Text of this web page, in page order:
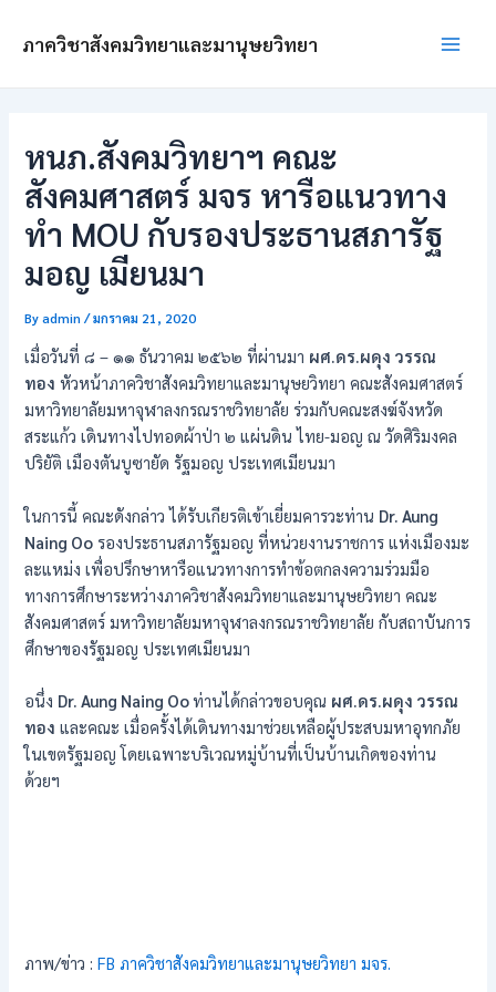
ภาควิชาสังคมวิทยาและมานุษยวิทยา
หนภ.สังคมวิทยาฯ คณะ
สังคมศาสตร์ มจร หารือแนวทาง
ทำ MOU กับรองประธานสภารัฐ
มอญ เมียนมา
Byadmin/มกราคม 21, 2020
เมื่อวันที่ ๘ – ๑๑ ธันวาคม ๒๕๖๒ ที่ผ่านมา ผศ.ดร.ผดุง วรรณ
ทอง หัวหน้าภาควิชาสังคมวิทยาและมานุษยวิทยา คณะสังคมศาสตร์
มหาวิทยาลัยมหาจุฬาลงกรณราชวิทยาลัย ร่วมกับคณะสงฆ์จังหวัด
สระแก้ว เดินทางไปทอดผ้าป่า ๒ แผ่นดิน ไทย-มอญ ณ วัดศิริมงคล
ปริยัติ เมืองตันบูซายัด รัฐมอญ ประเทศเมียนมา
ในการนี้ คณะดังกล่าว ได้รับเกียรติเข้าเยี่ยมคารวะท่าน Dr. Aung
Naing Oo รองประธานสภารัฐมอญ ที่หน่วยงานราชการ แห่งเมืองมะ
ละแหม่ง เพื่อปรึกษาหารือแนวทางการทำข้อตกลงความร่วมมือ
ทางการศึกษาระหว่างภาควิชาสังคมวิทยาและมานุษยวิทยา คณะ
สังคมศาสตร์ มหาวิทยาลัยมหาจุฬาลงกรณราชวิทยาลัย กับสถาบันการ
ศึกษาของรัฐมอญ ประเทศเมียนมา
อนึ่ง Dr. Aung Naing Ooท่านได้กล่าวขอบคุณ ผศ.ดร.ผดุง วรรณ
ทอง และคณะ เมื่อครั้งได้เดินทางมาช่วยเหลือผู้ประสบมหาอุทกภัย
ในเขตรัฐมอญ โดยเฉพาะบริเวณหมู่บ้านที่เป็นบ้านเกิดของท่าน
ด้วยฯ
ภาพ/ข่าว :FB ภาควิชาสังคมวิทยาและมานุษยวิทยา มจร.
navigation